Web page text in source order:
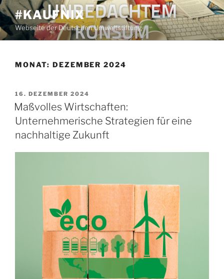
#KAUFNIX
Webseite der Deutschen Umweltstiftung
MONAT: DEZEMBER 2024
16. DEZEMBER 2024
Maßvolles Wirtschaften:
Unternehmerische Strategien für eine
nachhaltige Zukunft